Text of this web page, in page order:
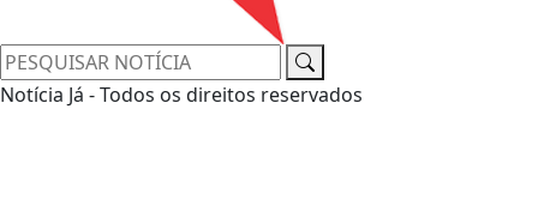
Notícia Já - Todos os direitos reservados